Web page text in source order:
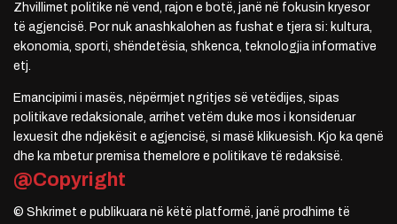
Zhvillimet politike në vend, rajon e botë, janë në fokusin kryesor
të agjencisë. Por nuk anashkalohen as fushat e tjera si: kultura,
ekonomia, sporti, shëndetësia, shkenca, teknologjia informative
etj.
Emancipimi i masës, nëpërmjet ngritjes së vetëdijes, sipas
politikave redaksionale, arrihet vetëm duke mos i konsideruar
lexuesit dhe ndjekësit e agjencisë, si masë klikuesish. Kjo ka qenë
dhe ka mbetur premisa themelore e politikave të redaksisë.
@Copyright
© Shkrimet e publikuara në këtë platformë, janë prodhime të